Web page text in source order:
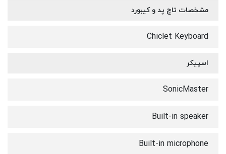
مشخصات تاچ پد و کیبورد
Chiclet Keyboard
اسپیکر
SonicMaster
Built-in speaker
Built-in microphone